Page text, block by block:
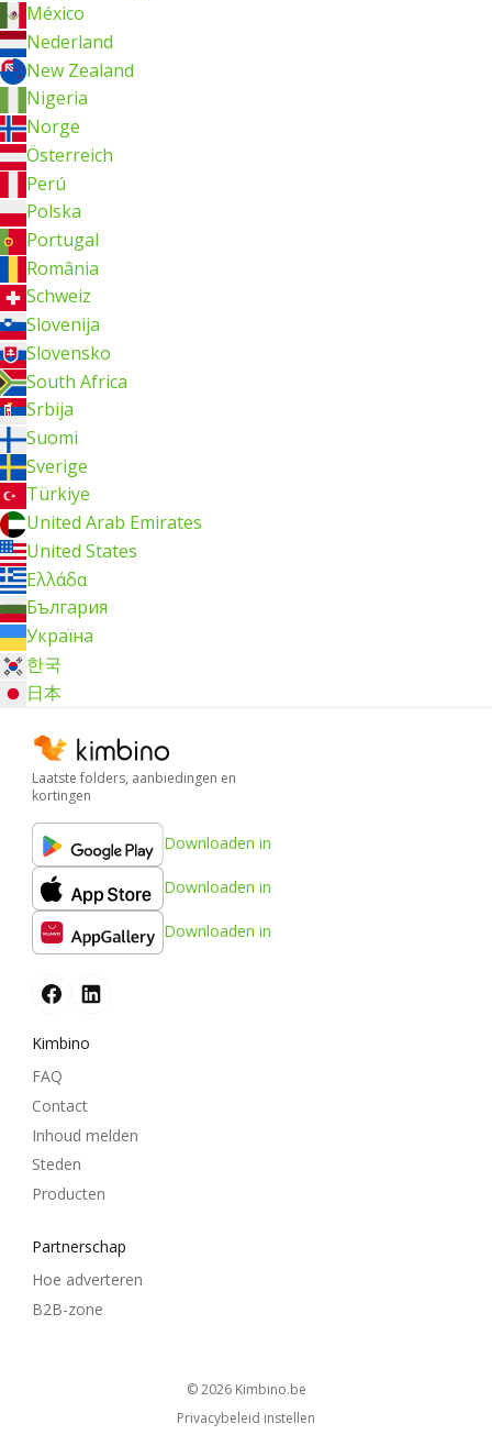
México
Nederland
New Zealand
Nigeria
Norge
Österreich
Perú
Polska
Portugal
România
Schweiz
Slovenija
Slovensko
South Africa
Srbija
Suomi
Sverige
Türkiye
United Arab Emirates
United States
Ελλάδα
България
Україна
한국
日本
Laatste folders, aanbiedingen en
kortingen
Downloaden in
Downloaden in
Downloaden in
Kimbino
FAQ
Contact
Inhoud melden
Steden
Producten
Partnerschap
Hoe adverteren
B2B-zone
© 2026 kimbino.be
Privacybeleid instellen